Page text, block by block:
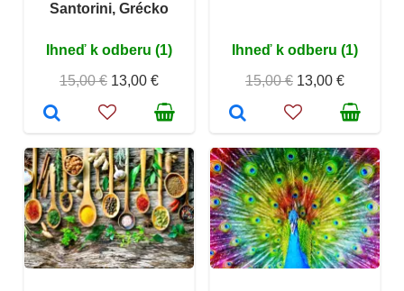
Santorini, Grécko
Ihneď k odberu (1)
15,00 € 13,00 €
Ihneď k odberu (1)
15,00 € 13,00 €